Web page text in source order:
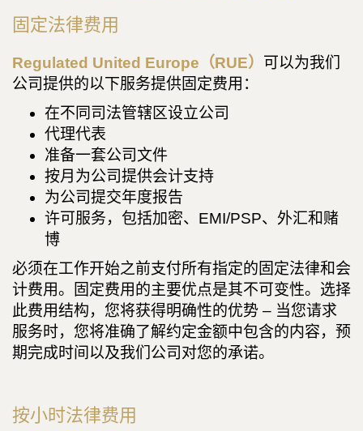
固定法律费用
Regulated United Europe（RUE）
可以为我们
公司提供的以下服务提供固定费用：
在不同司法管辖区设立公司
代理代表
准备一套公司文件
按月为公司提供会计支持
为公司提交年度报告
许可服务，包括加密、EMI/PSP、外汇和赌
博
必须在工作开始之前支付所有指定的固定法律和会
计费用。固定费用的主要优点是其不可变性。选择
此费用结构，您将获得明确性的优势 – 当您请求
服务时，您将准确了解约定金额中包含的内容，预
期完成时间以及我们公司对您的承诺。
按小时法律费用